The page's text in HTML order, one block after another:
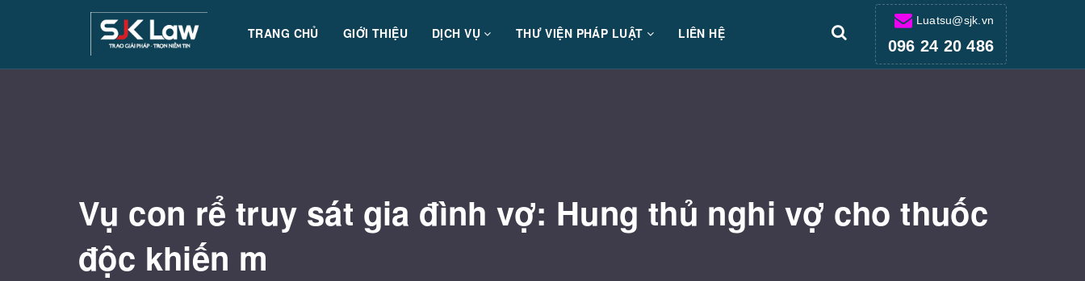
TRANG CHỦ GIỚI THIỆU DỊCH VỤ THƯ VIỆN PHÁP LUẬT LIÊN HỆ
Luatsu@sjk.vn
096 24 20 486
Vụ con rể truy sát gia đình vợ: Hung thủ nghi vợ cho thuốc
độc khiến m